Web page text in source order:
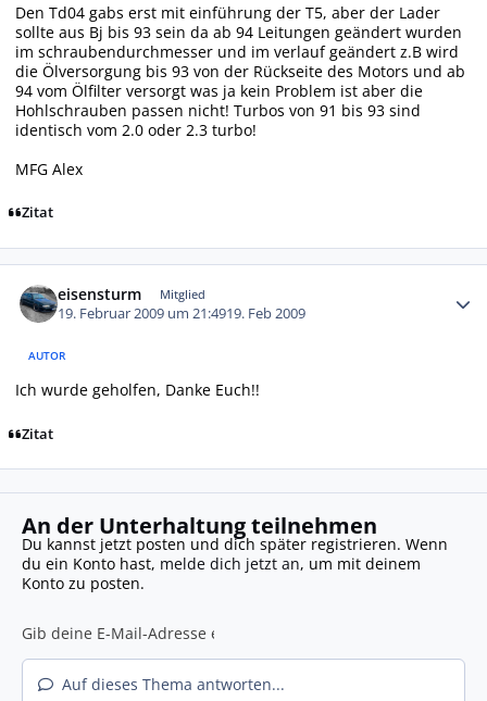
Den Td04 gabs erst mit einführung der T5, aber der Lader
sollte aus Bj bis 93 sein da ab 94 Leitungen geändert wurden
im schraubendurchmesser und im verlauf geändert z.B wird
die Ölversorgung bis 93 von der Rückseite des Motors und ab
94 vom Ölfilter versorgt was ja kein Problem ist aber die
Hohlschrauben passen nicht! Turbos von 91 bis 93 sind
identisch vom 2.0 oder 2.3 turbo!
MFG Alex
Zitat
eisensturm Mitglied
19. Februar 2009 um 21:4919. Feb 2009
AUTOR
Ich wurde geholfen, Danke Euch!!
Zitat
An der Unterhaltung teilnehmen
Du kannst jetzt posten und dich später registrieren. Wenn
du ein Konto hast, melde dich jetzt an, um mit deinem
Konto zu posten.
Auf dieses Thema antworten...